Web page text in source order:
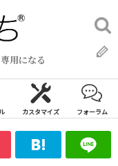
用になる
検
索:
カスタマイズ フォーラム